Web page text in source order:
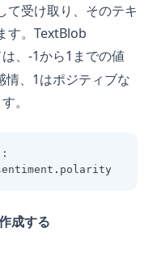
て受け取り、そのテキ
す。TextBlob
、-1から1までの値
情、1はポジティブな
。
. polarity
成する